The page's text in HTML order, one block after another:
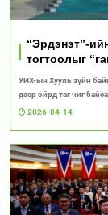
“Эрдэнэт”-
тогтоолыг
УИХ-ын Хууль зүйн
дээр ойрд таг чиг
2026-04-14